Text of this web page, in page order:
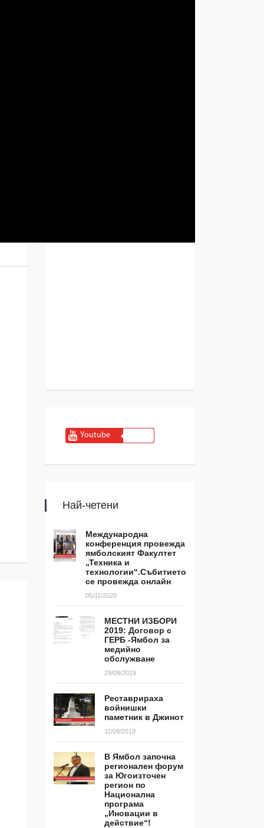
Youtube
Най-четени
Международна
конференция провежда
ямболският Факултет
„Техника и
технологии“.Събитието
се провежда онлайн
05/11/2020
МЕСТНИ ИЗБОРИ
2019: Договор с
ГЕРБ -Ямбол за
медийно
обслужване
29/09/2019
Реставрираха
войнишки
паметник в Джинот
11/09/2019
В Ямбол започна
регионален форум
за Югоизточен
регион по
Национална
програма
„Иновации в
действие“!